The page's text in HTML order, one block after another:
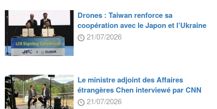
Drones : Taiwan renforce sa
coopération avec le Japon et l’Ukraine
21/07/2026
Le ministre adjoint des Affaires
étrangères Chen interviewé par CNN
21/07/2026